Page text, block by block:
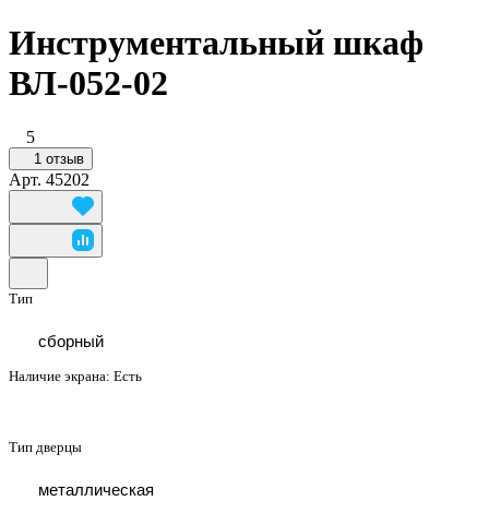
Инструментальный шкаф
ВЛ-052-02
5
1 отзыв
Арт. 45202
Тип
сборный
Наличие экрана: Есть
Тип дверцы
металлическая